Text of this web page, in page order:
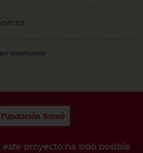
inapropiado
este proyecto ha sido posible